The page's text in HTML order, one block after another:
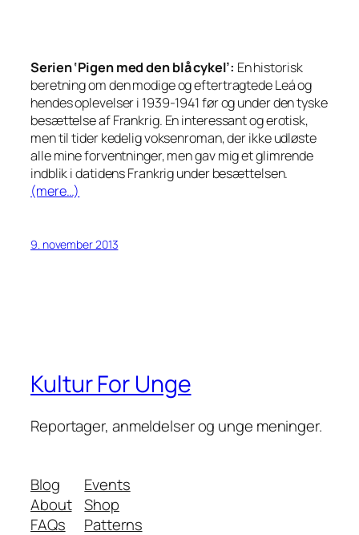
Serien ‘Pigen med den blå cykel’: En historisk
beretning om den modige og eftertragtede Leá og
hendes oplevelser i 1939-1941 før og under den tyske
besættelse af Frankrig. En interessant og erotisk,
men til tider kedelig voksenroman, der ikke udløste
alle mine forventninger, men gav mig et glimrende
indblik i datidens Frankrig under besættelsen.
(mere…)
9. november 2013
Kultur For Unge
Reportager, anmeldelser og unge meninger.
Blog
About
FAQs
Events
Shop
Patterns